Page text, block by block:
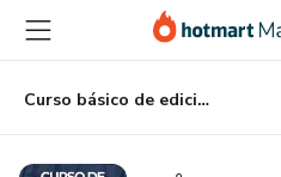
principal
página
de
página
Curso básico de edición en CapCut